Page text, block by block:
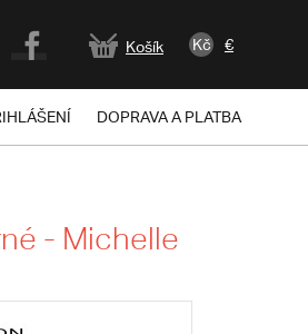
Košík Kč €
DOPRAVA A PLATBA
- Michelle